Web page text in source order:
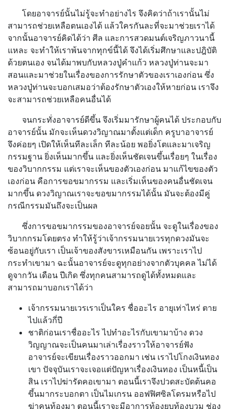
โดยอาจารย์นั้นไม่รู้จะทำอย่างไร จึงคิดว่าถ้าเรานั้นไม่
สามารถช่วยเหลือตนเองได้ แล้วใครกันละที่จะมาช่วยเราได้
จากนั้นอาจารย์คิดได้ว่า ศีล และการสวดมนต์เจริญภาวนานี้
แหละ จะทำให้เราพ้นจากทุกข์นี้ได้ จึงได้เริ่มศึกษาและปฎิบัติ
ด้วยตนเอง จนได้มาพบกับหลวงปู่คำแก้ว หลวงปู่ท่านจะมา
สอนและมาช่วยในเรื่องของการรักษาตัวของเราเองก่อน ซึ่ง
หลวงปู่ท่านจะบอกเสมอว่าต้องรักษาตัวเองให้หายก่อน เราจึง
จะสามารถช่วยเหลือคนอื่นได้
จนกระทั่งอาจารย์ดีขึ้น จึงเริ่มมารักษาผู้คนได้ ประกอบกับ
อาจารย์นั้น มักจะเห็นดวงวิญาณมาตั้งแต่เด็ก ครูบาอาจารย์
จึงค่อยๆ เปิดให้เห็นทีละเล็ก ทีละน้อย พอยิ่งโตและมาเจริญ
กรรมฐาน ยิ่งเห็นมากขึ้น และยิ่งเห็นชัดเจนขึ้นเรื่อยๆ ในเรื่อง
ของวิบากกรรม แต่เราจะเห็นของตัวเองก่อน มาแก้ไขของตัว
เองก่อน คือการขอขมากรรม และเริ่มเห็นของคนอื่นชัดเจน
มากขึ้น ดวงวิญาณเราจะขอขมากรรมได้นั้น มันจะต้องมีคู่
กรณีกรรมมันถึงจะเป็นผล
ซึ่งการขอขมากรรมของอาจารย์จอยนั้น จะดูในเรื่องของ
วิบากกรมโดยตรง ทำให้รู้ว่าเจ้ากรรมนายเวรทุกดวงมันจะ
ซ้อนอยู่กับเรา เป็นเจ้าของสังขารเหมือนกัน เพราะเราไป
กระทำเขามา ฉะนั้นอาจารย์จะดูทุกอย่างจากตัวบุคคล ไม่ได้
ดูจากวัน เดือน ปีเกิด ซึ่งทุกคนสามารถดูได้ทั้งหมดและ
สามารถมาบอกเราได้ว่า
เจ้ากรรมนายเวรเราเป็นใคร ชื่ออะไร อายุเท่าไหร่ ตาย
ไปแล้วกี่ปี
ชาติก่อนเราชื่ออะไร ไปทำอะไรกับเขามาบ้าง ดวง
วิญญาณจะเป็นคนมาเล่าเรื่องราวให้อาจารย์ฟัง
อาจารย์จะเขียนเรื่องราวออกมา เช่น เราไปโกงเงินทอง
เขา ปัจจุบันเราจะเจอแต่ปัญหาเรื่องเงินทอง เป็นหนี้เป็น
สิน เราไปฆ่ารัดคอเขามา ตอนนี้เราจึงปวดสะบัดต้นคอ
ขึ้นมากระบอกตา เป็นไมเกรน ออฟฟิศซิลโดรมหรือไป
ฆ่าคนท้องมา ตอนนี้เราจะมีอาการท้องยุบท้องบวม ช่อง